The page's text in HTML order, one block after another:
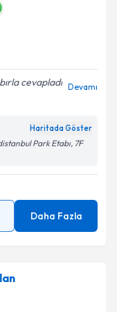
cevapladı Devamı
Haritada Göster
Park Etabı, 7F
Daha Fazla